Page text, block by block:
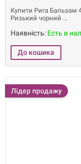
Купити Рига Бальзам
Ризький чорний
Наявність: Есть в
Лідер продажу